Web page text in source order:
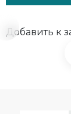
Добавить к